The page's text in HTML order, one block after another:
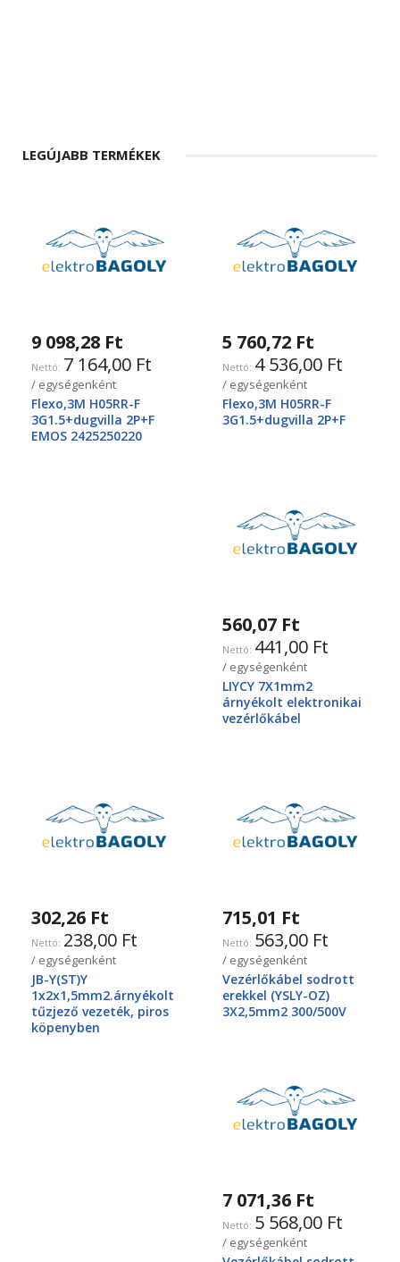
LEGÚJABB TERMÉKEK
9 098,28 Ft
7 164,00 Ft
/ egységenként
Flexo,3M H05RR-F
3G1.5+dugvilla 2P+F
EMOS 2425250220
5 760,72 Ft
4 536,00 Ft
/ egységenként
Flexo,3M H05RR-F
3G1.5+dugvilla 2P+F
560,07 Ft
441,00 Ft
/ egységenként
LIYCY 7X1mm2
árnyékolt elektronikai
vezérlőkábel
302,26 Ft
238,00 Ft
/ egységenként
JB-Y(ST)Y
1x2x1,5mm2.árnyékolt
tűzjező vezeték, piros
köpenyben
715,01 Ft
563,00 Ft
/ egységenként
Vezérlőkábel sodrott
erekkel (YSLY-OZ)
3X2,5mm2 300/500V
7 071,36 Ft
5 568,00 Ft
/ egységenként